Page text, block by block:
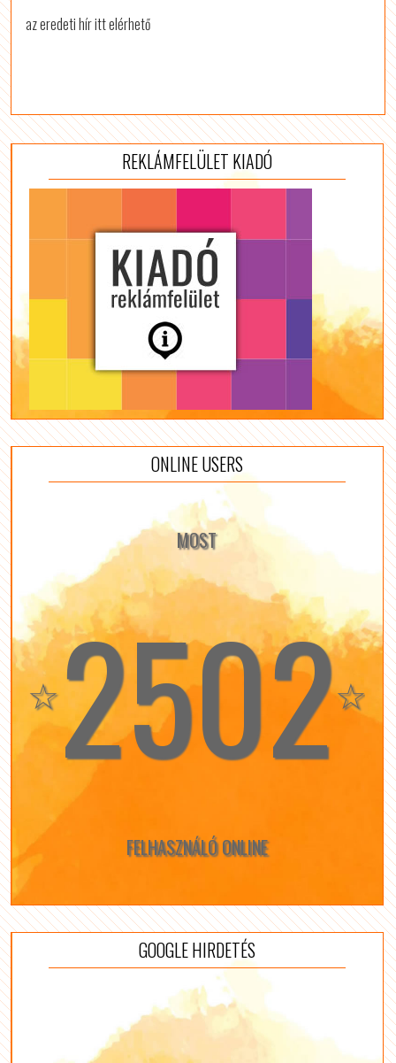
az eredeti hír itt elérhető
REKLÁMFELÜLET KIADÓ
ONLINE USERS
MOST
☆2502☆
FELHASZNÁLÓ ONLINE
GOOGLE HIRDETÉS